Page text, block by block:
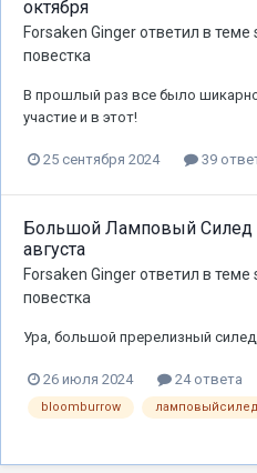
октября
Forsaken Gingerответил в теме
повестка
В прошлый раз все было
участие и в этот!
25 сентября 2024 39
Большой Ламповый Силед
августа
Forsaken Gingerответил в теме
повестка
Ура, большой пререлизный
26 июля 2024 24 ответа
bloomburrow ламповыйсилед